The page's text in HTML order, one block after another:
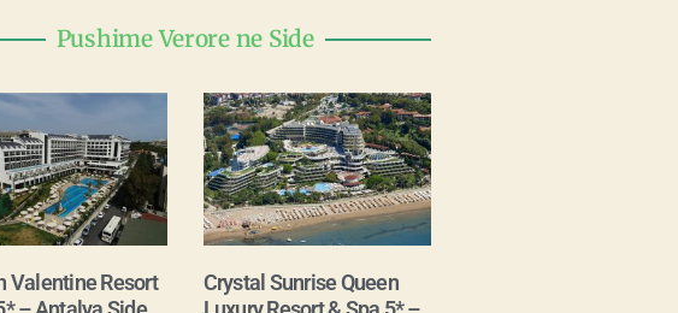
Pushime Verore ne Side
Valentine Resort
Crystal Sunrise Queen